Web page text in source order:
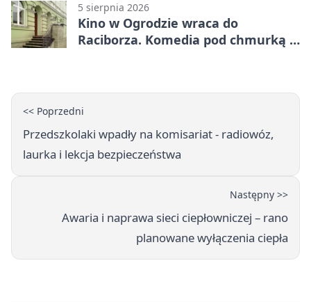
5 sierpnia 2026
Kino w Ogrodzie wraca do
Raciborza. Komedia pod chmurką w
<< Poprzedni
Przedszkolaki wpadły na komisariat - radiowóz,
laurka i lekcja bezpieczeństwa
Następny >>
Awaria i naprawa sieci ciepłowniczej – rano
planowane wyłączenia ciepła